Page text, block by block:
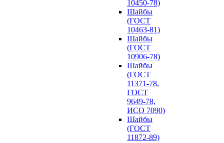
10450-78)
Шайбы
(ГОСТ
10463-81)
Шайбы
(ГОСТ
10906-78)
Шайбы
(ГОСТ
11371-78,
ГОСТ
9649-78,
ИСО 7090)
Шайбы
(ГОСТ
11872-89)